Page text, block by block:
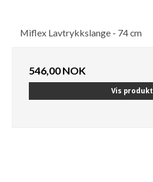
Miflex Lavtrykkslange - 74 cm
546,00 NOK
Vis produkt